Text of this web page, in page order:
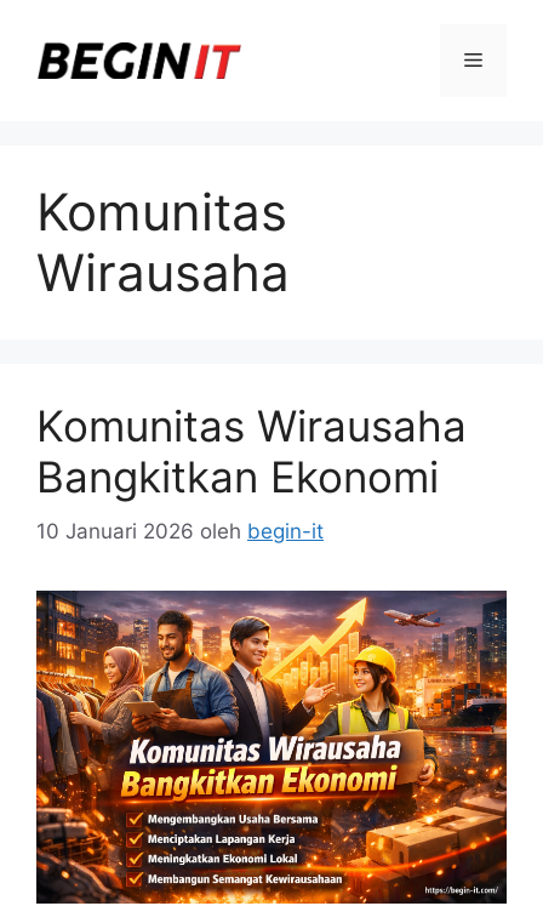
Menu
Komunitas
Wirausaha
Komunitas Wirausaha
Bangkitkan Ekonomi
10 Januari 2026 oleh begin-it